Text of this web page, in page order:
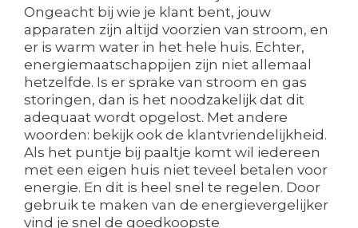
Ongeacht bij wie je klant bent, jouw
apparaten zijn altijd voorzien van stroom, en
er is warm water in het hele huis. Echter,
energiemaatschappijen zijn niet allemaal
hetzelfde. Is er sprake van stroom en gas
storingen, dan is het noodzakelijk dat dit
adequaat wordt opgelost. Met andere
woorden: bekijk ook de klantvriendelijkheid.
Als het puntje bij paaltje komt wil iedereen
met een eigen huis niet teveel betalen voor
energie. En dit is heel snel te regelen. Door
gebruik te maken van de energievergelijker
vind je snel de goedkoopste